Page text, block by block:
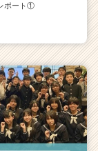
ポート①